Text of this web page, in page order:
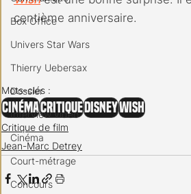
Box Office
Univers Star Wars
Thierry Uebersax
Dossier
Interview vidéo
Cinéma
Court-métrage
Concours
centième anniversaire.
Mots-clés :
CinémaCritique DisneyWish
Critique de film
Jean-Marc Detrey